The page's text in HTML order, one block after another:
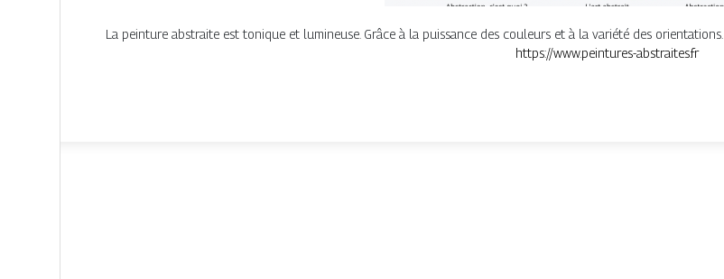
La peinture abstraite est tonique et lumineuse.​ Grâce à la puissance des couleurs et à la variété des
https://www.peintures-abstraites.fr